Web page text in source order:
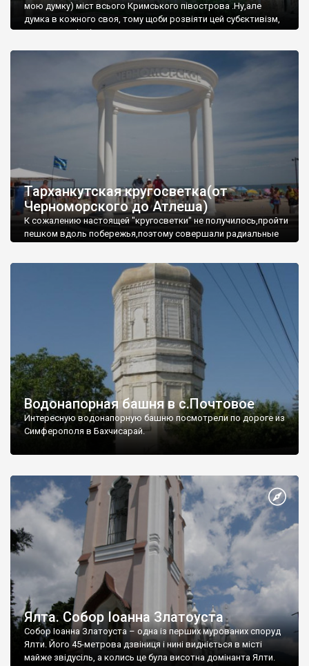
мою думку) міст всього Кримського півострова .Ну,але
думка в кожного своя, тому щоби розвіяти цей субєктивізм,
запрошую відвідати це
Тарханкутская кругосветка(от
Черноморского до Атлеша)
К сожалению настоящей "кругосветки" не получилось,пройти
пешком вдоль побережья,поэтому совершали радиальные
Водонапорная башня в с.Почтовое
Интересную водонапорную башню посмотрели по дороге из
Симферополя в Бахчисарай.
Ялта. Собор Іоанна Златоуста
Собор Іоанна Златоуста – одна із перших мурованих споруд
Ялти. Його 45-метрова дзвіниця і нині видніється в місті
майже звідусіль, а колись це була висотна домінанта Ялти.